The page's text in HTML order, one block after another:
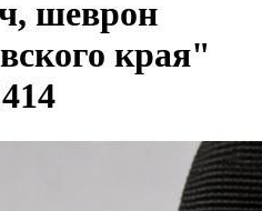
шеврон
края"